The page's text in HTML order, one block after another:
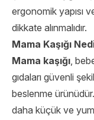
ergonomik yapısı
dikkate alınmalıdır.
Mama Kaşığı
Mama kaşığı,
gıdaları güvenli
beslenme
daha küçük ve